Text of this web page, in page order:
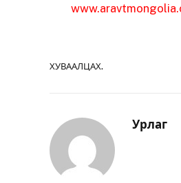
ХУВААЛЦАХ.
Урлаг